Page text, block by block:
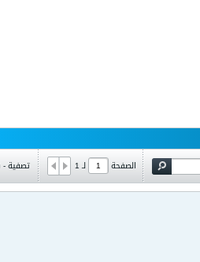
الصفحة لـ1 تصفية -